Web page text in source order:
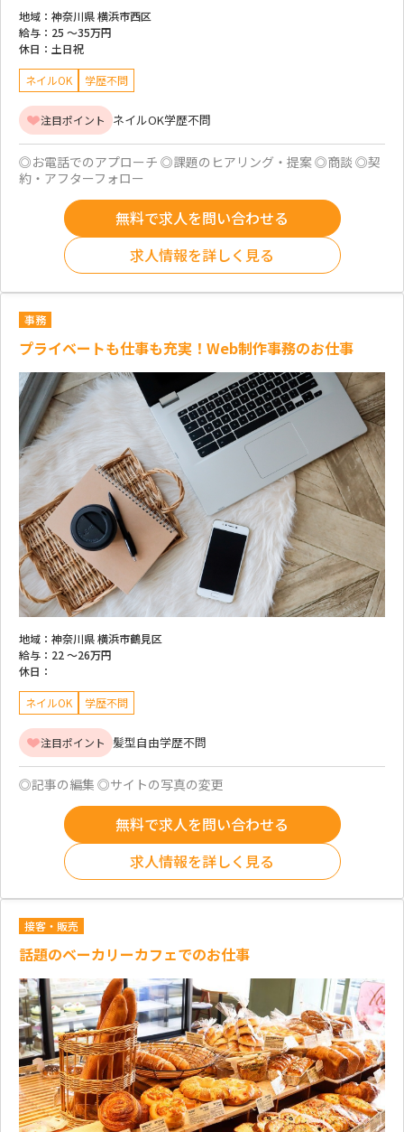
地域： 神奈川県 横浜市西区
給与： 25 ～35万円
休日： 土日祝
ネイルOK 学歴不問
注目ポイント ネイルOK学歴不問
◎お電話でのアプローチ ◎課題のヒアリング・提案 ◎商談 ◎契
約・アフターフォロー
無料で求人を問い合わせる
求人情報を詳しく見る
事務
プライベートも仕事も充実！Web制作事務のお仕事
地域： 神奈川県 横浜市鶴見区
給与： 22 ～26万円
休日：
ネイルOK 学歴不問
注目ポイント 髪型自由学歴不問
◎記事の編集 ◎サイトの写真の変更
無料で求人を問い合わせる
求人情報を詳しく見る
接客・販売
話題のベーカリーカフェでのお仕事